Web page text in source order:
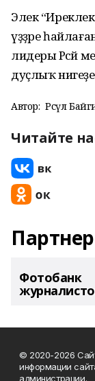
Элек
үҙҙәре
лидеры Рәсәй
дуҫлыҡ
Автор: Рәсүл
Читайте
Фотобанк
© 2020-2026 Сайт
информации
администрации.